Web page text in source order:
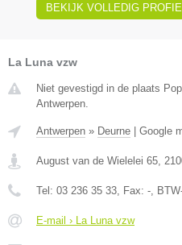
BEKIJK VOLLEDIG
La Luna vzw
Niet gevestigd in de plaats
Antwerpen.
Antwerpen » Deurne | Google
August van de Wielelei 65
Tel: 03 236 35 33 , Fax: - ,
E-mail › La Luna vzw